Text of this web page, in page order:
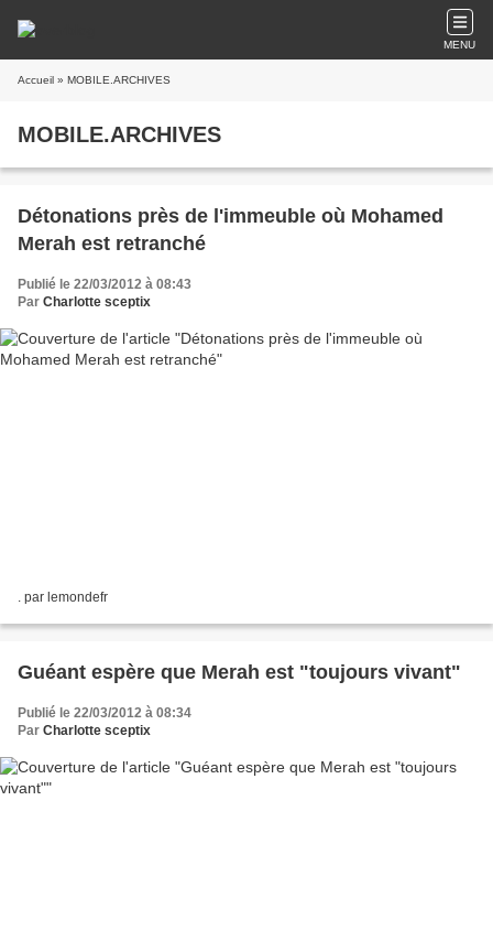
MENU
Accueil » MOBILE.ARCHIVES
MOBILE.ARCHIVES
Détonations près de l'immeuble où Mohamed
Merah est retranché
Publié le 22/03/2012 à 08:43
Par Charlotte sceptix
. par lemondefr
Guéant espère que Merah est "toujours vivant"
Publié le 22/03/2012 à 08:34
Par Charlotte sceptix